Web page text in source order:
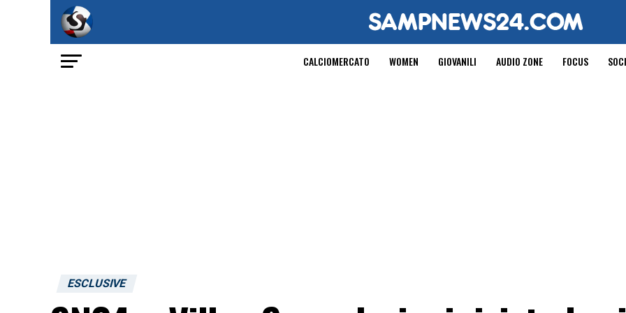
CALCIOMERCATO WOMEN GIOVANILI AUDIO ZONE FOCUS
ESCLUSIVE